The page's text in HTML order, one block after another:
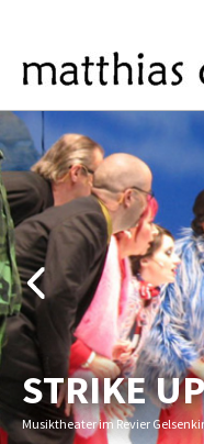
STRIKE
Musiktheater im Revier